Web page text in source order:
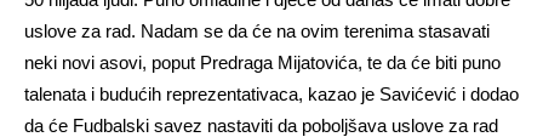
uslove za rad. Nadam se da će na ovim terenima stasavati
neki novi asovi, poput Predraga Mijatovića, te da će biti puno
talenata i budućih reprezentativaca, kazao je Savićević i dodao
da će Fudbalski savez nastaviti da poboljšava uslove za rad